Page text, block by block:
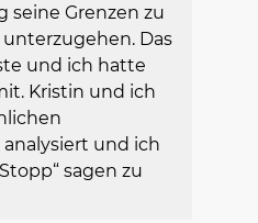
seine Grenzen zu
Das
und ich hatte
Kristin und ich
und ich
sagen zu